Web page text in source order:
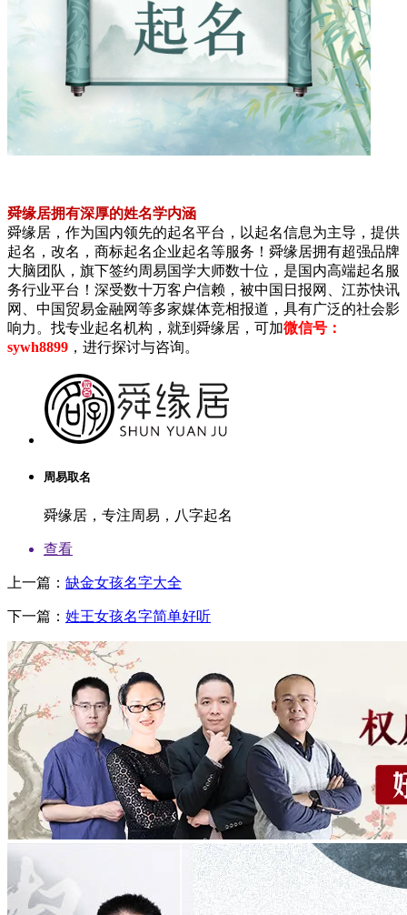
舜缘居拥有深厚的姓名学内涵
舜缘居，作为国内领先的起名平台，以起名信息为主导，提供
起名，改名，商标起名企业起名等服务！舜缘居拥有超强品牌
大脑团队，旗下签约周易国学大师数十位，是国内高端起名服
务行业平台！深受数十万客户信赖，被中国日报网、江苏快讯
网、中国贸易金融网等多家媒体竞相报道，具有广泛的社会影
响力。找专业起名机构，就到舜缘居，可加微信号：
sywh8899 ，进行探讨与咨询。
周易取名
舜缘居，专注周易，八字起名
查看
上一篇： 缺金女孩名字大全
下一篇： 姓王女孩名字简单好听